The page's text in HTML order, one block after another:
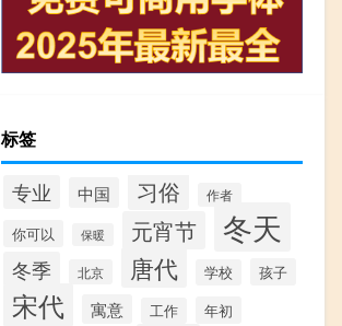
标签
专业 中国 习俗 作者
你可以 保暖 元宵节 冬天
冬季 北京 唐代 学校 孩子
宋代 寓意 工作 年初